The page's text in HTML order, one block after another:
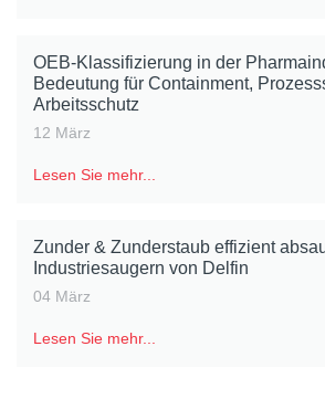
OEB-Klassifizierung in der
Bedeutung für Containment,
Arbeitsschutz
12 März
Lesen Sie mehr...
Zunder & Zunderstaub effizient
Industriesaugern von Delfin
04 März
Lesen Sie mehr...